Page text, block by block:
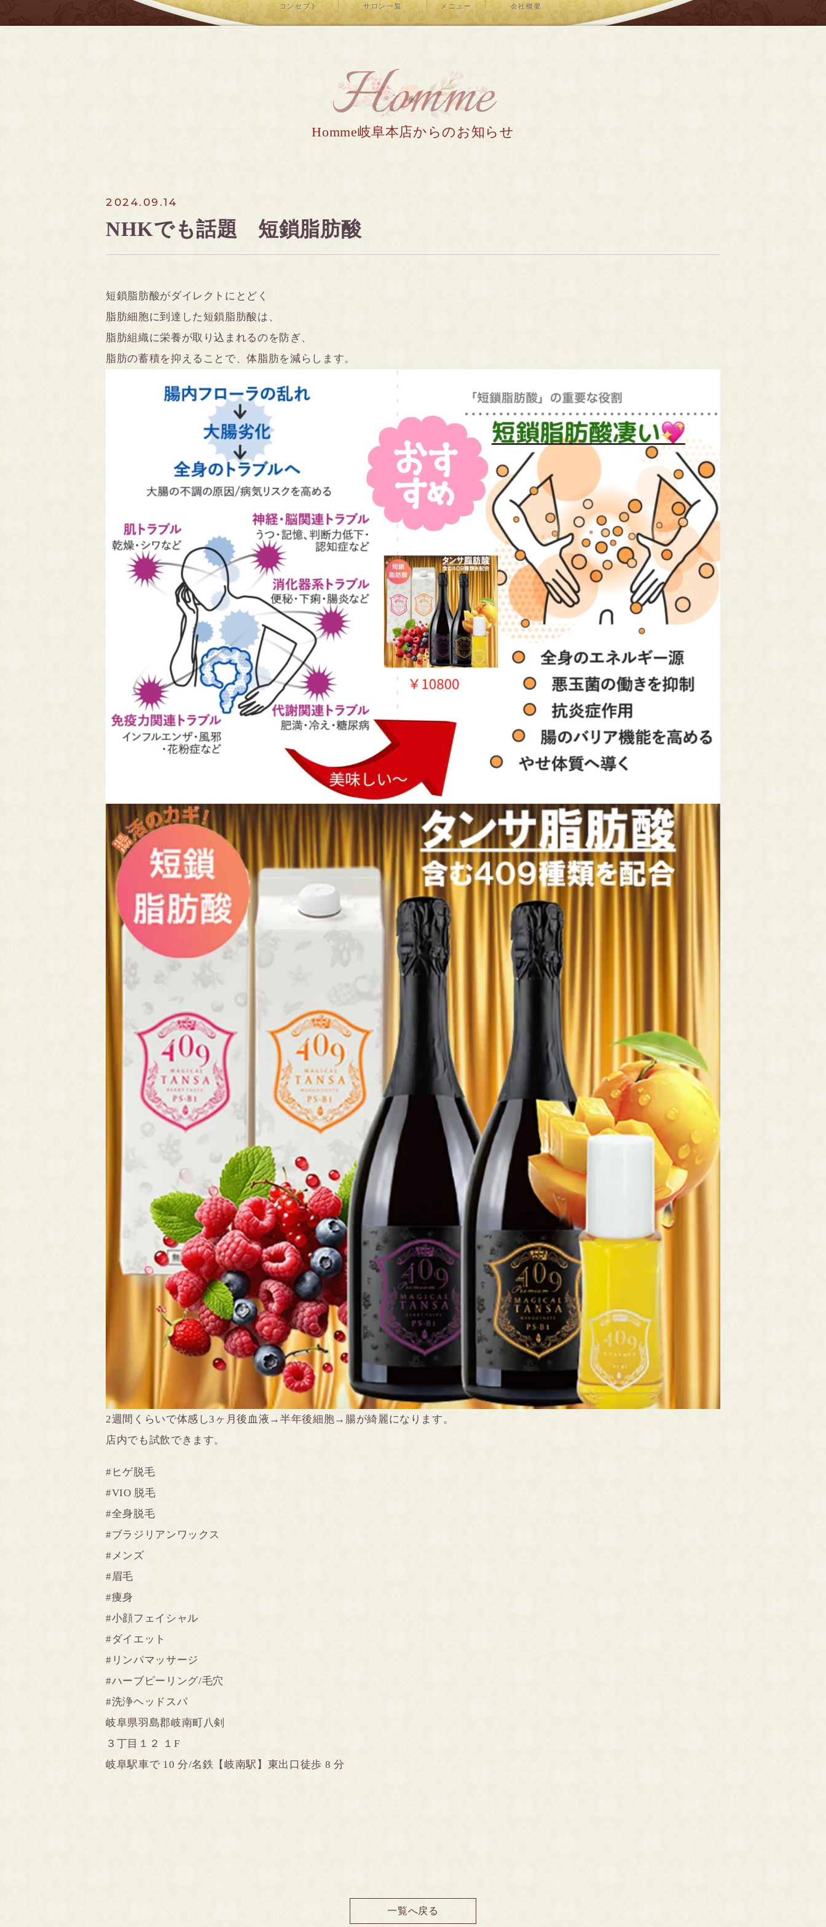
コンセプト サロン一覧 メニュー 会社概要
Homme
Homme岐阜本店からのお知らせ
2024.09.14
NHKでも話題 短鎖脂肪酸
短鎖脂肪酸がダイレクトにとどく
脂肪細胞に到達した短鎖脂肪酸は、
脂肪組織に栄養が取り込まれるのを防ぎ、
脂肪の蓄積を抑えることで、体脂肪を減らします。
2週間くらいで体感し3ヶ月後血液→半年後細胞→腸が綺麗になります。
店内でも試飲できます。
#ヒゲ脱毛
#VIO 脱毛
#全身脱毛
#ブラジリアンワックス
#メンズ
#眉毛
#痩身
#小顔フェイシャル
#ダイエット
#リンパマッサージ
#ハーブピーリング/毛穴
#洗浄ヘッドスパ
岐阜県羽島郡岐南町八剣
３丁目１２
１ F
岐阜駅車で 10 分/名鉄【岐南駅】東出口徒歩 8 分
一覧へ戻る